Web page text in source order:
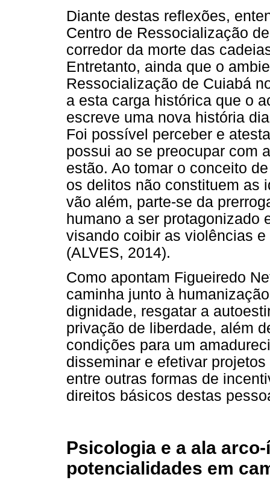
Diante destas reflexões,
Centro de Ressocialização
corredor da morte das
Entretanto, ainda que o
Ressocialização de Cuiabá
a esta carga histórica que o
escreve uma nova história
Foi possível perceber e
possui ao se preocupar com
estão. Ao tomar o conceito
os delitos não constituem as
vão além, parte-se da
humano a ser protagonizado
visando coibir as violências
(ALVES, 2014).
Como apontam Figueiredo
caminha junto à
dignidade, resgatar a
privação de liberdade, além
condições para um
disseminar e efetivar
entre outras formas de
direitos básicos destas
Psicologia e a ala
potencialidades em